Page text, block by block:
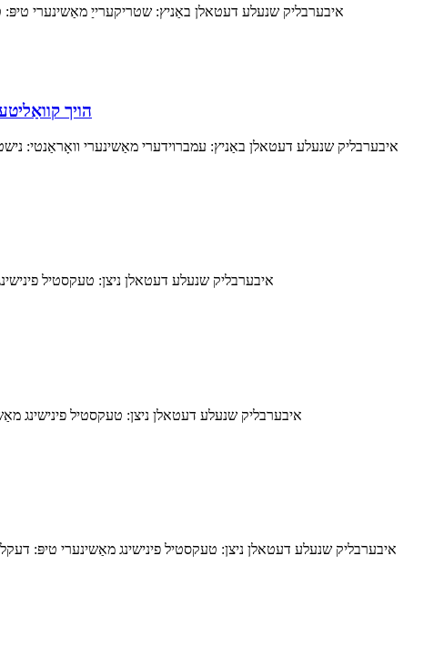
הויך קוואַליטעט שער און קאַטער
איבערבליק שנעלע דעטאלן באַניץ: עמברוידערי מאַשינערי וואָראַנטי:
איבערבליק שנעלע דעטאלן ניצן: טעקסטיל פינישינג
איבערבליק שנעלע דעטאלן ניצן: טעקסטיל פינישינג מאַשינערי טיפּ: